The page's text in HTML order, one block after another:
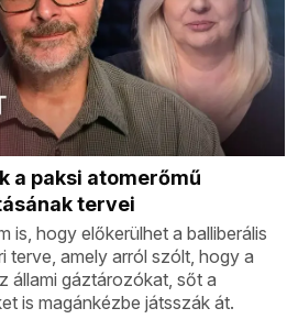
a paksi atomerőmű
tervei
is, hogy előkerülhet a balliberális
terve, amely arról szólt, hogy a
állami gáztározókat, sőt a
is magánkézbe játsszák át.